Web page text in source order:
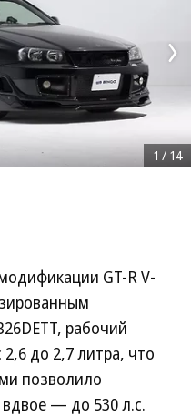
1 / 14
GT-R V-
рабочий
до 2,7 литра, что
позволило
— до 530 л.с.